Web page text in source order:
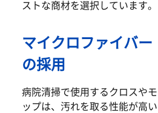
ストな商材を選択しています。
マイクロファイバー
の採用
病院清掃で使用するクロスやモ
ップは、汚れを取る性能が高い